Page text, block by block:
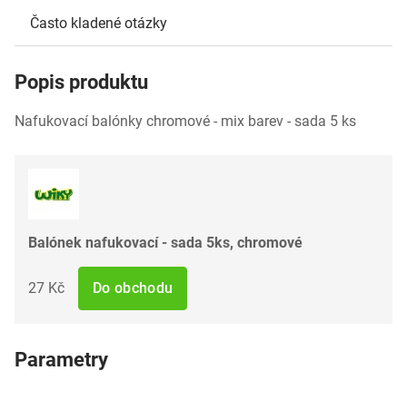
Často kladené otázky
Popis produktu
Nafukovací balónky chromové - mix barev - sada 5 ks
Balónek nafukovací - sada 5ks, chromové
27 Kč Do obchodu
Parametry